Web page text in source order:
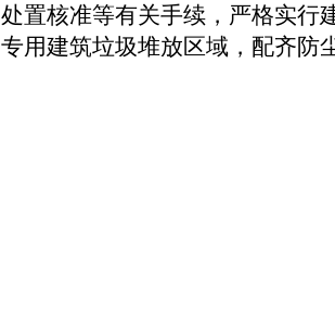
处置核准等有关手续，严格实行
专用建筑垃圾堆放区域，配齐防